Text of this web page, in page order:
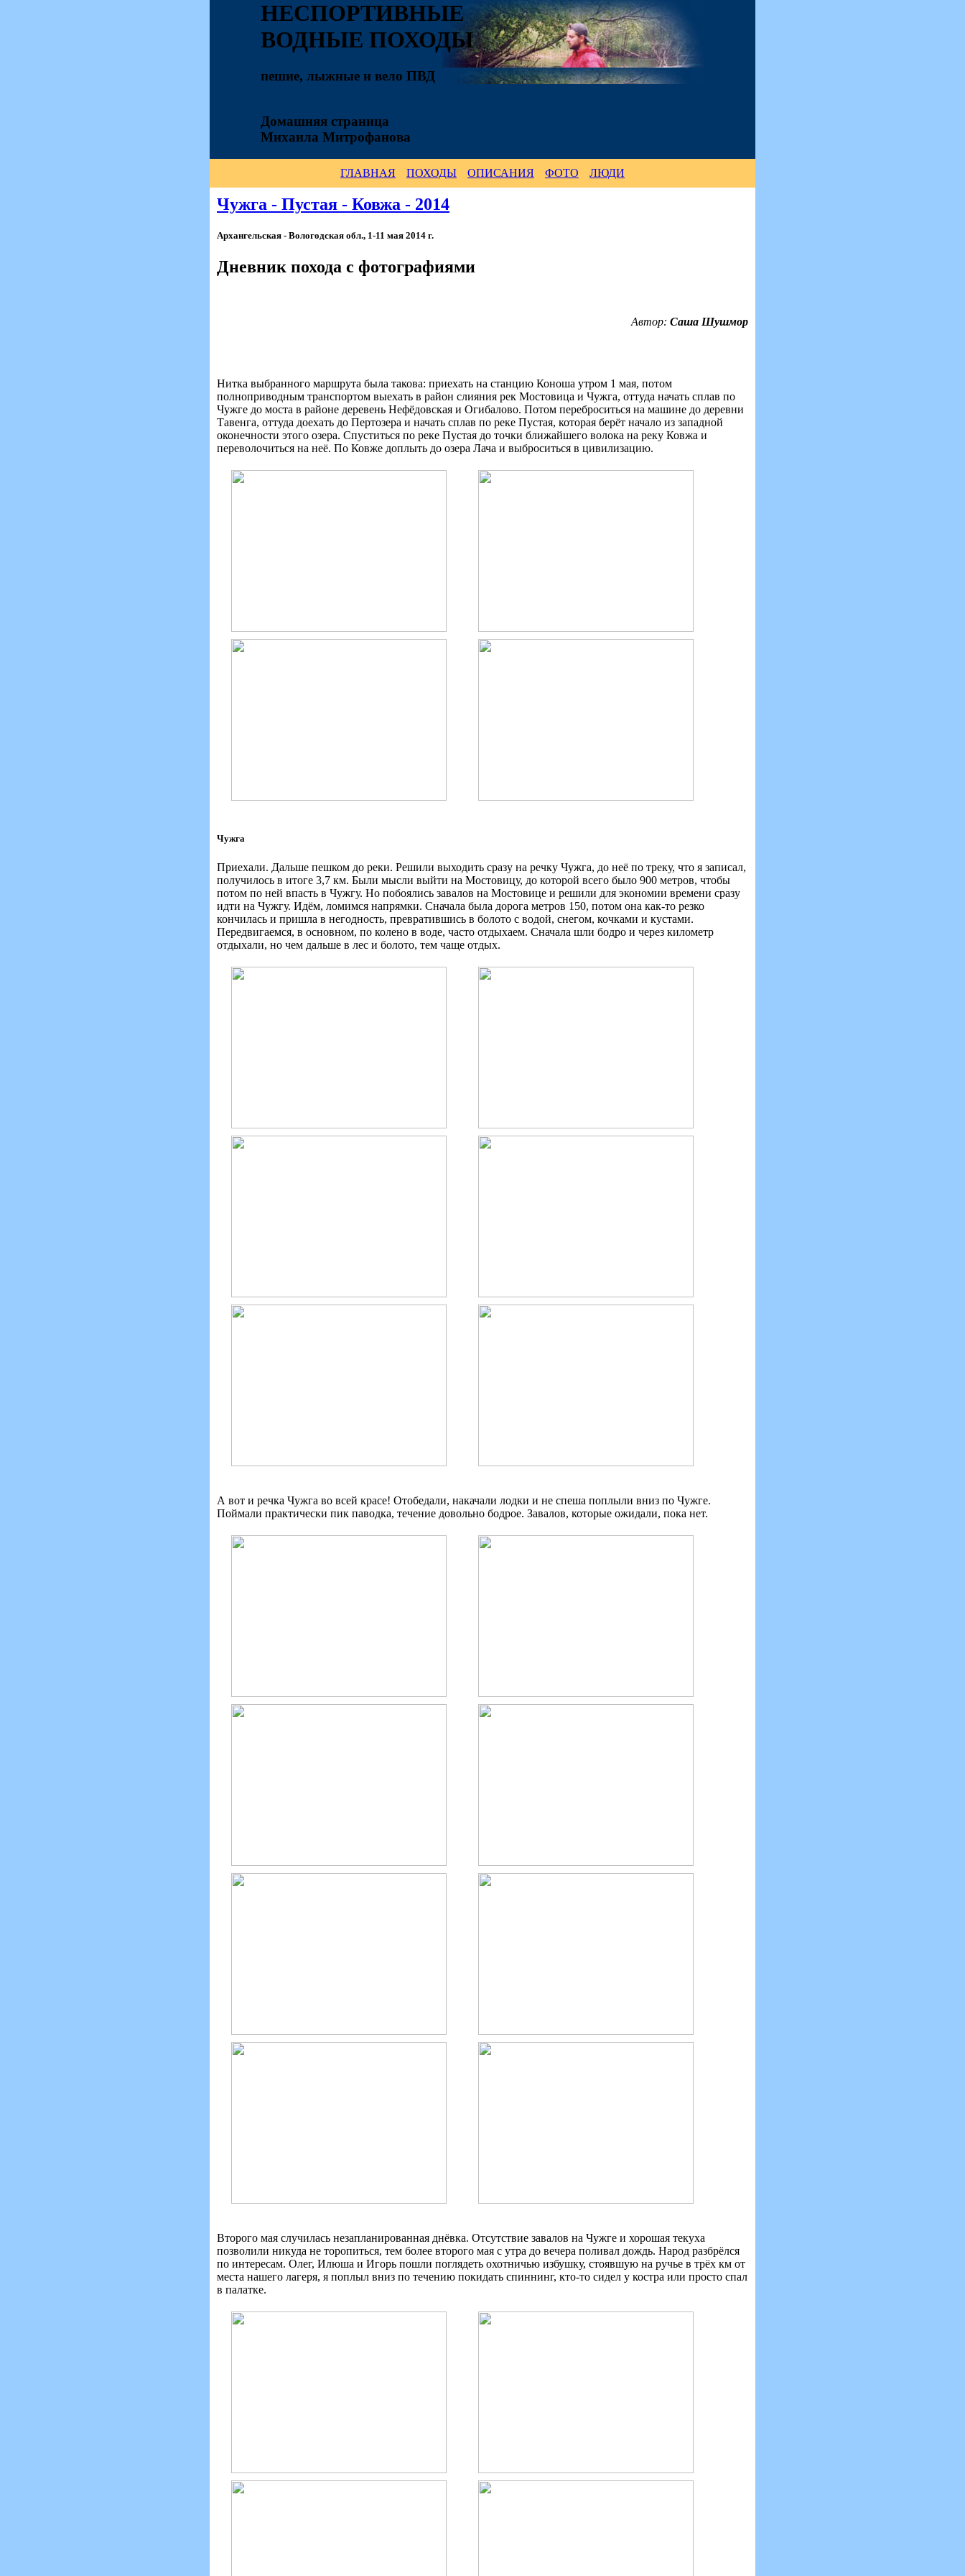
НЕСПОРТИВНЫЕ
ВОДНЫЕ ПОХОДЫ
пешие, лыжные и вело ПВД
Домашняя страница
Михаила Митрофанова
ГЛАВНАЯ ПОХОДЫ ОПИСАНИЯ ФОТО ЛЮДИ
Чужга - Пустая - Ковжа - 2014
Архангельская - Вологодская обл., 1-11 мая 2014 г.
Дневник похода с фотографиями
Автор: Саша Шушмор
Нитка выбранного маршрута была такова: приехать на станцию Коноша утром 1 мая, потом
полноприводным транспортом выехать в район слияния рек Мостовица и Чужга, оттуда начать сплав по
Чужге до моста в районе деревень Нефёдовская и Огибалово. Потом переброситься на машине до деревни
Тавенга, оттуда доехать до Пертозера и начать сплав по реке Пустая, которая берёт начало из западной
оконечности этого озера. Спуститься по реке Пустая до точки ближайшего волока на реку Ковжа и
переволочиться на неё. По Ковже доплыть до озера Лача и выброситься в цивилизацию.
Чужга
Приехали. Дальше пешком до реки. Решили выходить сразу на речку Чужга, до неё по треку, что я записал,
получилось в итоге 3,7 км. Были мысли выйти на Мостовицу, до которой всего было 900 метров, чтобы
потом по ней впасть в Чужгу. Но побоялись завалов на Мостовице и решили для экономии времени сразу
идти на Чужгу. Идём, ломимся напрямки. Сначала была дорога метров 150, потом она как-то резко
кончилась и пришла в негодность, превратившись в болото с водой, снегом, кочками и кустами.
Передвигаемся, в основном, по колено в воде, часто отдыхаем. Сначала шли бодро и через километр
отдыхали, но чем дальше в лес и болото, тем чаще отдых.
А вот и речка Чужга во всей красе! Отобедали, накачали лодки и не спеша поплыли вниз по Чужге.
Поймали практически пик паводка, течение довольно бодрое. Завалов, которые ожидали, пока нет.
Второго мая случилась незапланированная днёвка. Отсутствие завалов на Чужге и хорошая текуха
позволили никуда не торопиться, тем более второго мая с утра до вечера поливал дождь. Народ разбрёлся
по интересам. Олег, Илюша и Игорь пошли поглядеть охотничью избушку, стоявшую на ручье в трёх км от
места нашего лагеря, я поплыл вниз по течению покидать спиннинг, кто-то сидел у костра или просто спал
в палатке.